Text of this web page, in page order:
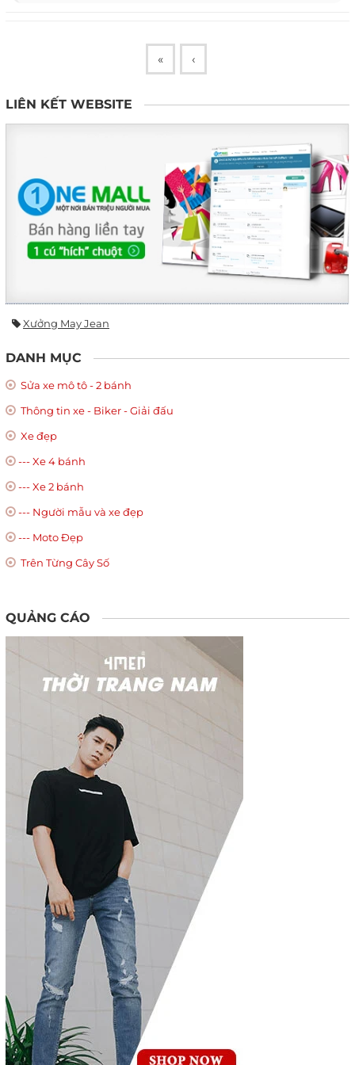
« ‹
LIÊN KẾT WEBSITE
Xưởng May Jean
DANH MỤC
Sửa xe mô tô - 2 bánh
Thông tin xe - Biker - Giải đấu
Xe đẹp
--- Xe 4 bánh
--- Xe 2 bánh
--- Người mẫu và xe đẹp
--- Moto Đẹp
Trên Từng Cây Số
QUẢNG CÁO